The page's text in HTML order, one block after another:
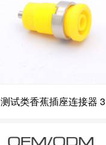
测试类香蕉插座连接器 3